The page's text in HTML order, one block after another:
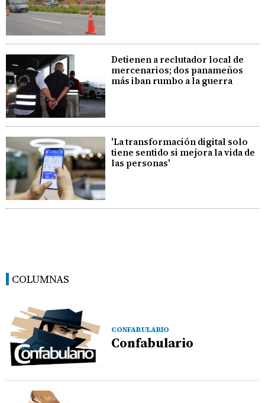
Detienen a reclutador local de
mercenarios; dos panameños
más iban rumbo a la guerra
'La transformación digital solo
tiene sentido si mejora la vida de
las personas'
COLUMNAS
CONFABULARIO
Confabulario